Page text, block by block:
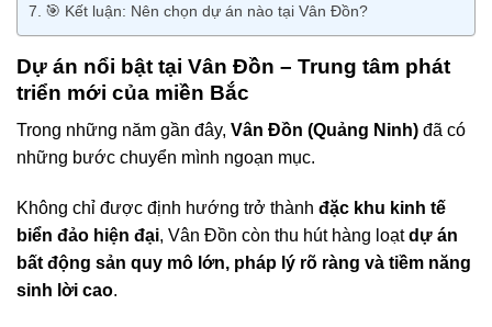
🎯 Kết luận: Nên chọn dự án nào tại Vân Đồn?
Dự án nổi bật tại Vân Đồn – Trung tâm phát
triển mới của miền Bắc
Trong những năm gần đây, Vân Đồn (Quảng Ninh) đã có
những bước chuyển mình ngoạn mục.
Không chỉ được định hướng trở thành đặc khu kinh tế
biển đảo hiện đại, Vân Đồn còn thu hút hàng loạtdự án
bất động sản quy mô lớn, pháp lý rõ ràng và tiềm năng
sinh lời cao.